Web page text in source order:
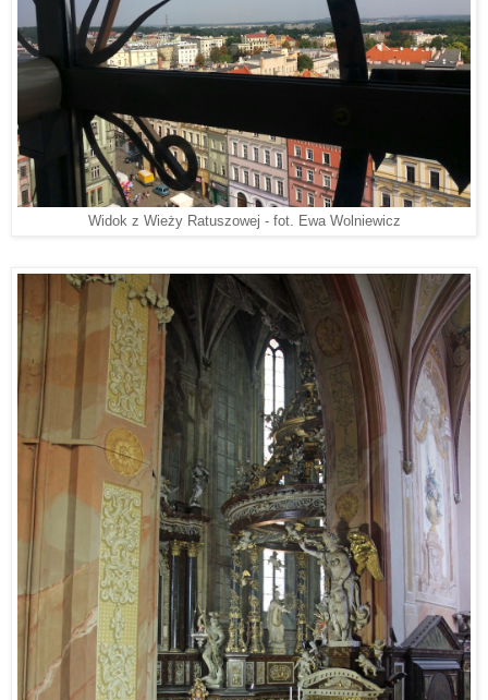
Widok z Wieży Ratuszowej - fot. Ewa Wolniewicz